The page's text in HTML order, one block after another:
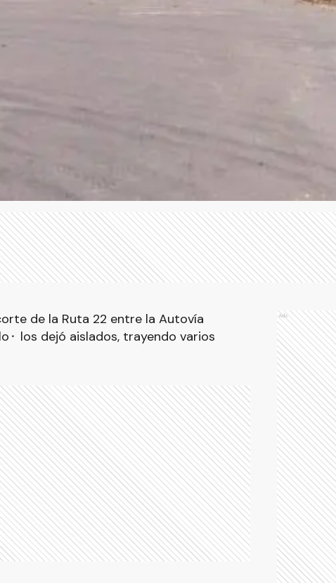
de la Ruta 22 entre la Autovía
los dejó aislados, trayendo varios
Ads